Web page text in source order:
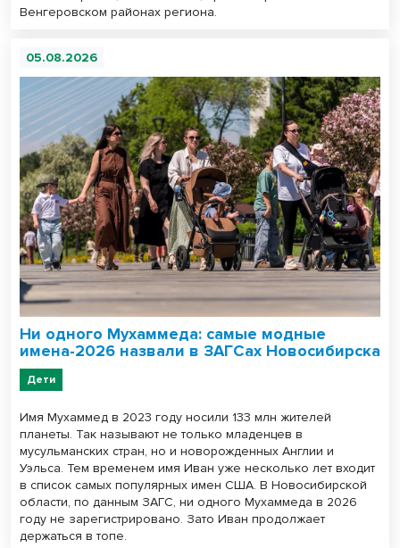
Венгеровском районах региона.
05.08.2026
Ни одного Мухаммеда: самые модные
имена-2026 назвали в ЗАГСах Новосибирска
Дети
Имя Мухаммед в 2023 году носили 133 млн жителей
планеты. Так называют не только младенцев в
мусульманских стран, но и новорожденных Англии и
Уэльса. Тем временем имя Иван уже несколько лет входит
в список самых популярных имен США. В Новосибирской
области, по данным ЗАГС, ни одного Мухаммеда в 2026
году не зарегистрировано. Зато Иван продолжает
держаться в топе.